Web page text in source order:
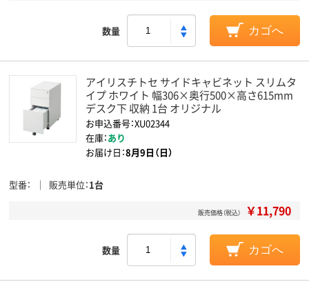
数量 カゴへ
アイリスチトセ サイドキャビネット スリムタ
イプ ホワイト 幅306×奥行500×高さ615mm
デスク下 収納 1台 オリジナル
お申込番号：XU02344
在庫：あり
お届け日：8月9日（日）
型番 販売単位 1台
販売価格（税込） ￥11,790
数量 カゴへ